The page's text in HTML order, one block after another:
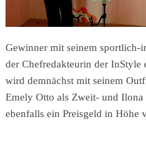
Gewinner mit seinem sportlich-
der Chefredakteurin der InStyle
wird demnächst mit seinem
Emely Otto als Zweit- und
ebenfalls ein Preisgeld in Höhe